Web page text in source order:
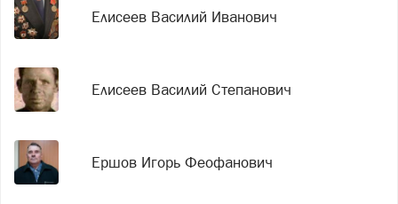
Елисеев Василий Иванович
Елисеев Василий Степанович
Ершов Игорь Феофанович